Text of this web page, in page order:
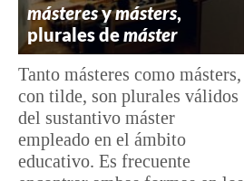
másteresymásters,
plurales demáster
Tanto másteres como másters,
con tilde, son plurales válidos
del sustantivo máster
empleado en el ámbito
educativo. Es frecuente